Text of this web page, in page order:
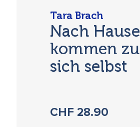
Tara Brach
Nach Hause
kommen zu
sich selbst
CHF28.90